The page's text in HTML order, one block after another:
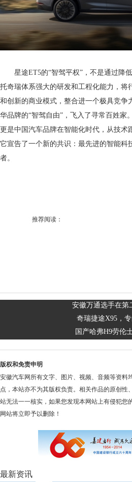
星途ET5的“智驾平权”，不是通过降
托奇瑞体系强大的研发和工程化能力，将
和创新的商业模式，整合进一个极具竞争
华品牌的“智驾自由”，飞入了寻常百姓家
更是中国汽车品牌在智能化时代，从技术
它宣告了一个新的共识：最先进的智能科
者。
推荐阅读：
安徽万通选手在第
奇瑞捷途X95，
国产哈弗H9劳伦
版权和免责申明
安徽汽车网所有文字、图片、视频、音频等资料
点，本站亦不为其版权负责。相关作品的原创性
站无法一一核实，如果您发现本网站上有侵犯您
网站将立即予以删除！
最新资讯